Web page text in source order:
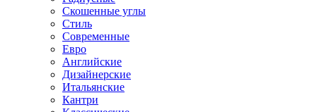
Скошенные углы
Стиль
Современные
Евро
Английские
Дизайнерские
Итальянские
Кантри